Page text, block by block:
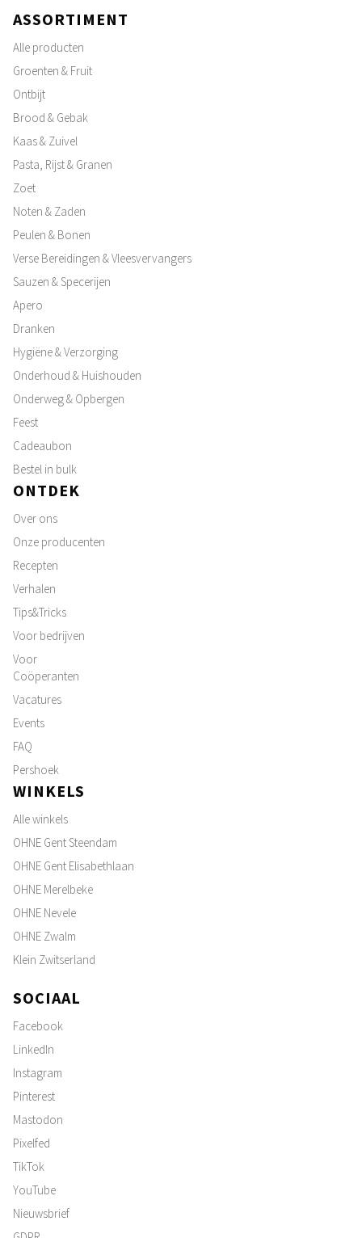
ASSORTIMENT
Alle producten
Groenten & Fruit
Ontbijt
Brood & Gebak
Kaas & Zuivel
Pasta, Rijst & Granen
Zoet
Noten & Zaden
Peulen & Bonen
Verse Bereidingen & Vleesvervangers
Sauzen & Specerijen
Apero
Dranken
Hygiëne & Verzorging
Onderhoud & Huishouden
Onderweg & Opbergen
Feest
Cadeaubon
Bestel in bulk
ONTDEK
Over ons
Onze producenten
Recepten
Verhalen
Tips&Tricks
Voor bedrijven
Voor
Coöperanten
Vacatures
Events
FAQ
Pershoek
WINKELS
Alle winkels
OHNE Gent Steendam
OHNE Gent Elisabethlaan
OHNE Merelbeke
OHNE Nevele
OHNE Zwalm
Klein Zwitserland
SOCIAAL
Facebook
LinkedIn
Instagram
Pinterest
Mastodon
Pixelfed
TikTok
YouTube
Nieuwsbrief